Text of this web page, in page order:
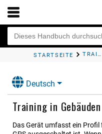
STARTSEITE TRAINING
Deutsch
Training in Gebäuden
Das Gerät umfasst ein